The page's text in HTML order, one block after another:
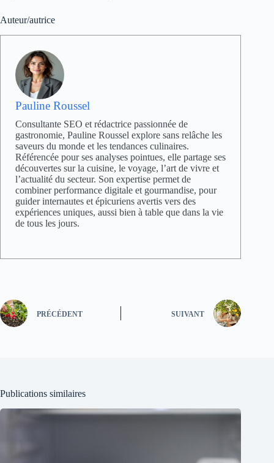
Auteur/autrice
Pauline Roussel
Consultante SEO et rédactrice passionnée de
gastronomie, Pauline Roussel explore sans relâche les
saveurs du monde et les tendances culinaires.
Référencée pour ses analyses pointues, elle partage ses
découvertes sur la cuisine, le voyage, l’art de vivre et
l’actualité du secteur. Son expertise permet de
combiner performance digitale et gourmandise, pour
guider internautes et épicuriens avertis vers des
expériences uniques, aussi bien à table que dans la vie
de tous les jours.
PRÉCÉDENT SUIVANT
Publications similaires